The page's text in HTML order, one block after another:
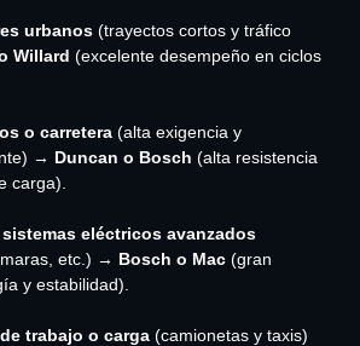
urbanos(trayectos cortos y tráfico
Willard (excelente desempeño en ciclos
o carretera(alta exigencia y
→ Duncan o Bosch (alta resistencia
carga).
eléctricos avanzados
etc.) → Bosch o Mac(gran
y estabilidad).
trabajo o carga(camionetas y taxis)